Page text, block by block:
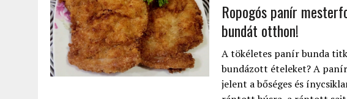
Ropogós panír
bundát otthon!
A tökéletes panír bunda
bundázott ételeket? A
jelent a bőséges és